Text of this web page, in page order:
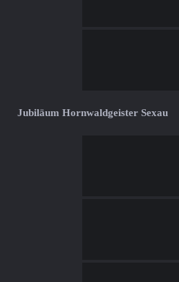
Jubiläum Hornwaldgeister Sexau